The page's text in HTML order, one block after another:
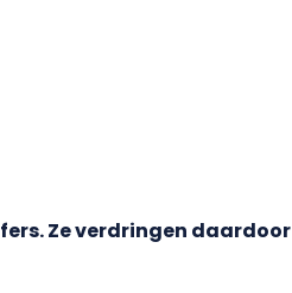
Ze verdringen daardoor